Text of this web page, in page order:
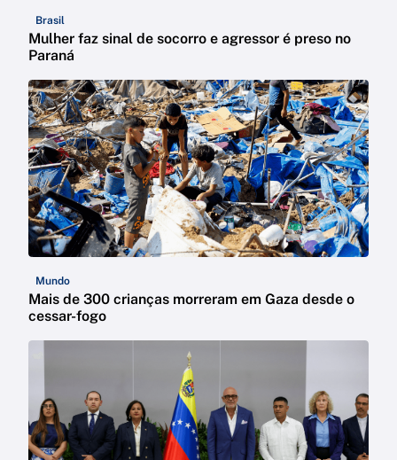
Brasil
Mulher faz sinal de socorro e agressor é preso no
Paraná
Mundo
Mais de 300 crianças morreram em Gaza desde o
cessar-fogo